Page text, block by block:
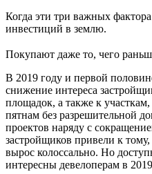
Когда эти три важных
инвестиций в землю.
Покупают даже то, чего
В 2019 году и первой
снижение интереса
площадок, а также к
пятнам без разрешительной
проектов наряду с
застройщиков привели к
вырос колоссально. Но
интересны девелоперам в